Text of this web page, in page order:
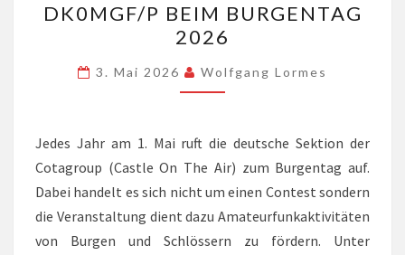
BEIM
BURGENTAG
2026
DK0MGF/P BEIM BURGENTAG
2026
3. Mai 2026 Wolfgang Lormes
Jedes Jahr am 1. Mai ruft die deutsche Sektion der
Cotagroup (Castle On The Air) zum Burgentag auf.
Dabei handelt es sich nicht um einen Contest sondern
die Veranstaltung dient dazu Amateurfunkaktivitäten
von Burgen und Schlössern zu fördern. Unter